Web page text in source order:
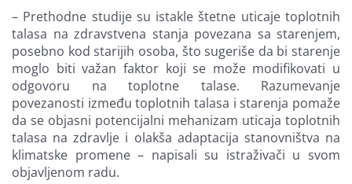
– Prethodne studije su istakle štetne uticaje toplotnih
talasa na zdravstvena stanja povezana sa starenjem,
posebno kod starijih osoba, što sugeriše da bi starenje
moglo biti važan faktor koji se može modifikovati u
odgovoru na toplotne talase. Razumevanje
povezanosti između toplotnih talasa i starenja pomaže
da se objasni potencijalni mehanizam uticaja toplotnih
talasa na zdravlje i olakša adaptacija stanovništva na
klimatske promene – napisali su istraživači u svom
objavljenom radu.